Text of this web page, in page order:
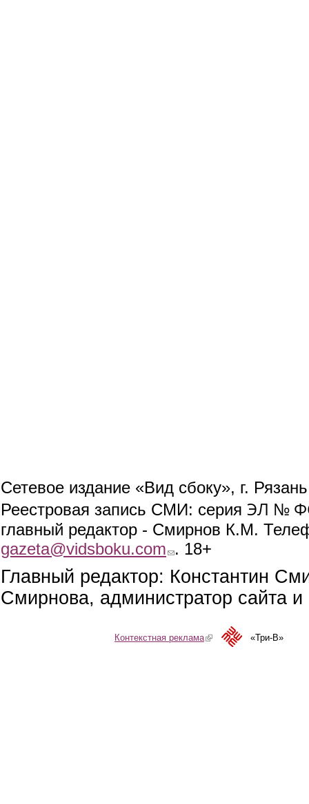
Сетевое издание «Вид сбоку», г.
Реестровая запись СМИ: серия ЭЛ №
главный редактор - Смирнов К.М.
gazeta@vidsboku.com (link sends e-mail)
. 18+
Главный редактор: Константин
Смирнова, администратор сайта
Контекстная реклама(link is external)«Три-В»